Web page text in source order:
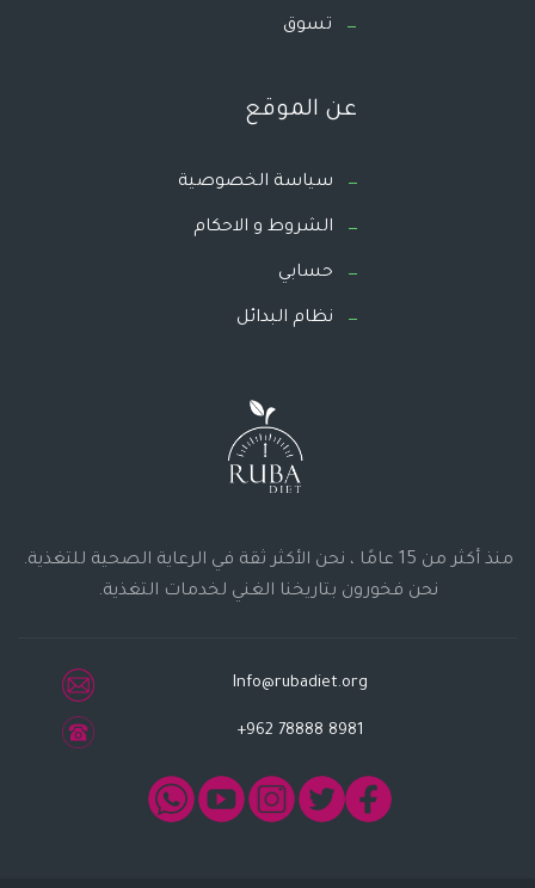
تسوق
عن الموقع
سياسة الخصوصية
الشروط و الاحكام
حسابي
نظام البدائل
منذ أكثر من 15 عامًا ، نحن الأكثر ثقة في الرعاية الصحية للتغذية.
نحن فخورون بتاريخنا الغني لخدمات التغذية.
Info@rubadiet.org
+962 78888 8981